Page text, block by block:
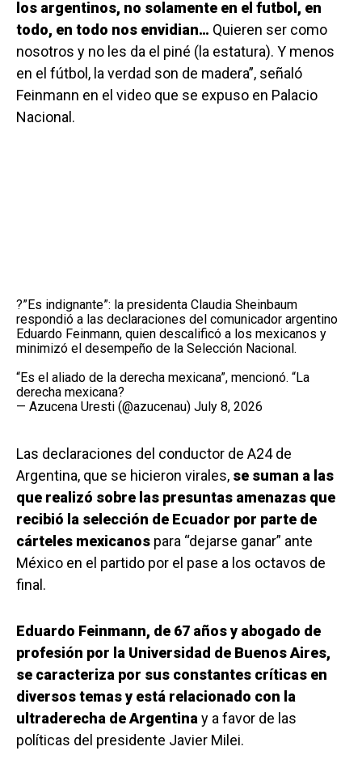
los argentinos, no solamente en el futbol, en
todo, en todo nos envidian… Quieren ser como
nosotros y no les da el piné (la estatura). Y menos
en el fútbol, la verdad son de madera”, señaló
Feinmann en el video que se expuso en Palacio
Nacional.
?”Es indignante”: la presidenta Claudia Sheinbaum
respondió a las declaraciones del comunicador argentino
Eduardo Feinmann, quien descalificó a los mexicanos y
minimizó el desempeño de la Selección Nacional.
“Es el aliado de la derecha mexicana”, mencionó. “La
derecha mexicana?
— Azucena Uresti (@azucenau) July 8, 2026
Las declaraciones del conductor de A24 de
Argentina, que se hicieron virales, se suman a las
que realizó sobre las presuntas amenazas que
recibió la selección de Ecuador por parte de
cárteles mexicanos para “dejarse ganar” ante
México en el partido por el pase a los octavos de
final.
Eduardo Feinmann, de 67 años y abogado de
profesión por la Universidad de Buenos Aires,
se caracteriza por sus constantes críticas en
diversos temas y está relacionado con la
ultraderecha de Argentinay a favor de las
políticas del presidente Javier Milei.